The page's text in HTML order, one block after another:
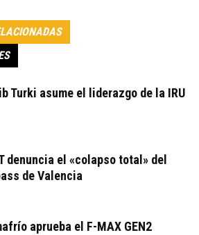
Turki asume el liderazgo de la IRU
denuncia el «colapso total» del
de Valencia
aprueba el F-MAX GEN2